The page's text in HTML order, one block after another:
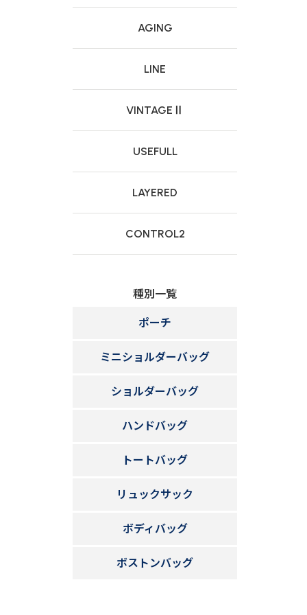
AGING
LINE
VINTAGEⅡ
USEFULL
LAYERED
CONTROL2
種別一覧
ポーチ
ミニショルダーバッグ
ショルダーバッグ
ハンドバッグ
トートバッグ
リュックサック
ボディバッグ
ボストンバッグ